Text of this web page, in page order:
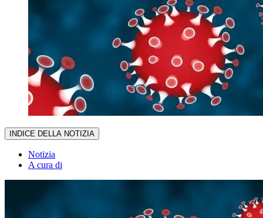
INDICE DELLA NOTIZIA
Notizia
A cura di